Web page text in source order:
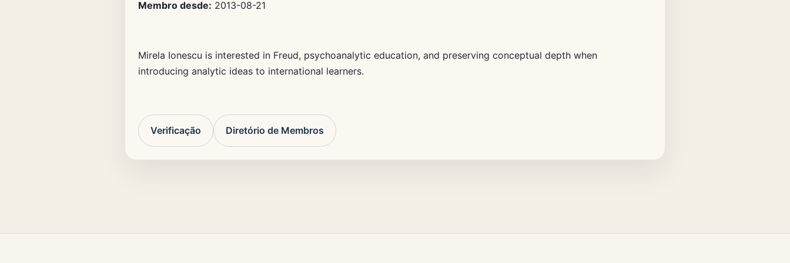
Membro desde: 2013-08-21
Mirela Ionescu is interested in Freud, psychoanalytic education, and preserving conceptual depth when
introducing analytic ideas to international learners.
Verificação Diretório de Membros